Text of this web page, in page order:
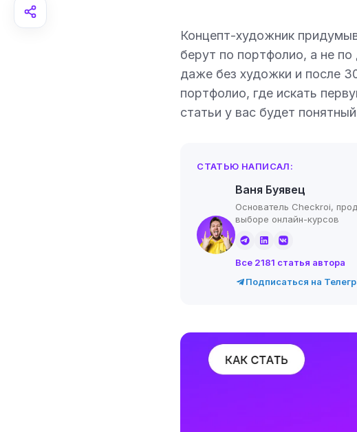
Концепт-художник
берут по портфолио, а не
даже без художки и после
портфолио, где искать
статьи у вас будет
СТАТЬЮ НАПИСАЛ:
Ваня Буявец
Основатель Checkroi,
выборе онлайн-курсов
Все 2181 статья автора
Подписаться на